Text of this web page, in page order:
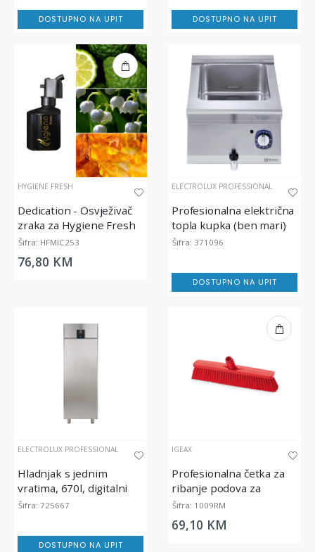
DOSTUPNO NA UPIT DOSTUPNO NA UPIT
HYGIENE FRESH
Dedication - Osvježivač
zraka za Hygiene Fresh
Micro Diffuser, 200 ml
Šifra: HFMIC253
76,80 KM
ELECTROLUX PROFESSIONAL
Profesionalna električna
topla kupka (ben mari)
za održavanje topline
Šifra: 371096
DOSTUPNO NA UPIT
ELECTROLUX PROFESSIONAL
Hladnjak s jednim
vratima, 670l, digitalni
Šifra: 725667
DOSTUPNO NA UPIT
IGEAX
Profesionalna četka za
ribanje podova za
prehrambenu industriju,
srednje tvrda, crvena, 45
cm
Šifra: 1009RM
69,10 KM